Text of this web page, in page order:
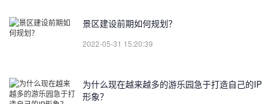
景区建设前期如何规划？
2022-05-31 15:20:39
为什么现在越来越多的游乐园急于打造自己的IP
形象？